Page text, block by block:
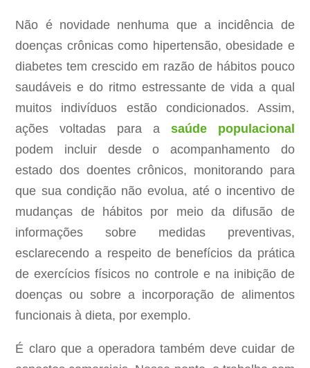
Não é novidade nenhuma que a incidência de
doenças crônicas como hipertensão, obesidade e
diabetes tem crescido em razão de hábitos pouco
saudáveis e do ritmo estressante de vida a qual
muitos indivíduos estão condicionados. Assim,
ações voltadas para a saúde populacional
podem incluir desde o acompanhamento do
estado dos doentes crônicos, monitorando para
que sua condição não evolua, até o incentivo de
mudanças de hábitos por meio da difusão de
informações sobre medidas preventivas,
esclarecendo a respeito de benefícios da prática
de exercícios físicos no controle e na inibição de
doenças ou sobre a incorporação de alimentos
funcionais à dieta, por exemplo.
É claro que a operadora também deve cuidar de